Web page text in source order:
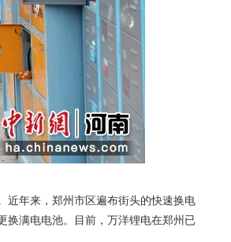
年来，郑州市区遍布街头的快速换电
换满电电池。目前，万洋锂电在郑州已